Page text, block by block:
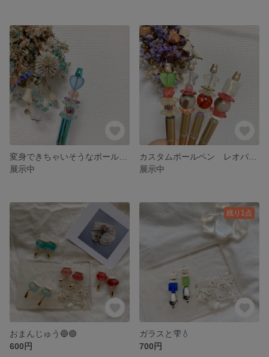
展示中
展示中
おまんじゅう🔵🟢
600円
残り1点
ガラスと雫💧
700円